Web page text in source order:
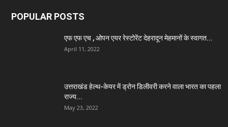
POPULAR POSTS
एफ एफ एच , ओपन एयर रेस्टोरेंट देहरादून मेहमानों के स्वागत...
April 11, 2022
उत्तराखंड हेल्थ-केयर में ड्रोन डिलीवरी करने वाला भारत का पहला
राज्य...
May 23, 2022